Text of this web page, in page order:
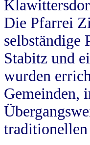
Die Pfarrei
Stabitz und
wurden
Gemeinden,